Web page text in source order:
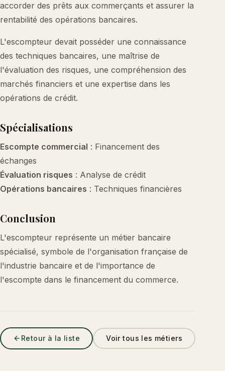
accorder des prêts aux commerçants et assurer la
rentabilité des opérations bancaires.
L'escompteur devait posséder une connaissance
des techniques bancaires, une maîtrise de
l'évaluation des risques, une compréhension des
marchés financiers et une expertise dans les
opérations de crédit.
Spécialisations
Escompte commercial : Financement des
échanges
Évaluation risques : Analyse de crédit
Opérations bancaires : Techniques financières
Conclusion
L'escompteur représente un métier bancaire
spécialisé, symbole de l'organisation française de
l'industrie bancaire et de l'importance de
l'escompte dans le financement du commerce.
Retour à la liste Voir tous les métiers